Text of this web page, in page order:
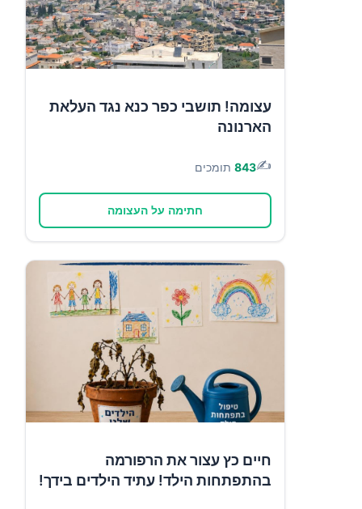
עצומה! תושבי כפר כנא נגד העלאת
הארנונה
✍️
843 תומכים
חתימה על העצומה
חיים כץ עצור את הרפורמה
בהתפתחות הילד! עתיד הילדים בידך!